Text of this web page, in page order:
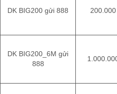
DK BIG200 gửi 888 200.000
DK BIG200_6M gửi
888